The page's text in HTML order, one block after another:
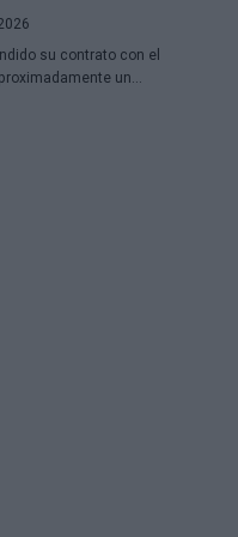
su contrato con el
un